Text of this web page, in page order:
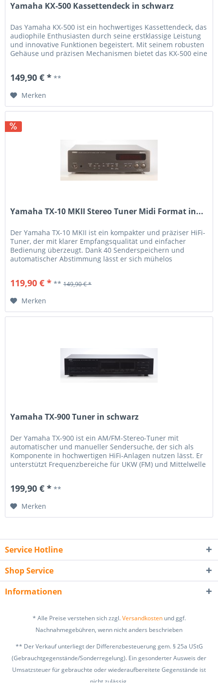
Yamaha KX-500 Kassettendeck in schwarz
Das Yamaha KX-500 ist ein hochwertiges Kassettendeck, das
audiophile Enthusiasten durch seine erstklassige Leistung
und innovative Funktionen begeistert. Mit seinem robusten
Gehäuse und präzisen Mechanismen bietet das KX-500 eine
übersichtliche Bedienfeld, und die...
149,90 € * **
Merken
Yamaha TX-10 MKII Stereo Tuner Midi Format in...
Der Yamaha TX-10 MKII ist ein kompakter und präziser HiFi-
Tuner, der mit klarer Empfangsqualität und einfacher
Bedienung überzeugt. Dank 40 Senderspeichern und
automatischer Abstimmung lässt er sich mühelos
HiFi-Anlage. Mit einem breiten Frequenzgang und geringem
119,90 € * **149,90 € *
Merken
Yamaha TX-900 Tuner in schwarz
Der Yamaha TX-900 ist ein AM/FM-Stereo-Tuner mit
automatischer und manueller Sendersuche, der sich als
Komponente in hochwertigen HiFi-Anlagen nutzen lässt. Er
unterstützt Frequenzbereiche für UKW (FM) und Mittelwelle
zeigt Frequenz, Signalstärke und andere...
199,90 € * **
Merken
Service Hotline
Shop Service
Informationen
* Alle Preise verstehen sich zzgl.Versandkostenund ggf.
Nachnahmegebühren, wenn nicht anders beschrieben
** Der Verkauf unterliegt der Differenzbesteuerung gem. § 25a UStG
(Gebrauchtgegenstände/Sonderregelung). Ein gesonderter Ausweis der
Umsatzsteuer für gebrauchte oder wiederaufbereitete Gegenstände ist
nicht zulässig.